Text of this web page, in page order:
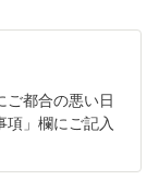
都合の悪い日
項」欄にご記入